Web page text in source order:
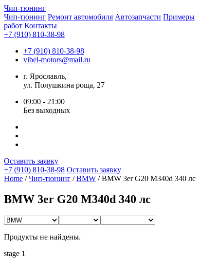
Чип-тюнинг
Чип-тюнинг Ремонт автомобиля Автозапчасти Примеры
работ Контакты
+7 (910) 810-38-98
+7 (910) 810-38-98
vibel-motors@mail.ru
г. Ярославль,
ул. Полушкина роща, 27
09:00 - 21:00
Без выходных
Оставить заявку
+7 (910) 810-38-98 Оставить заявку
Home /Чип-тюнинг /BMW / BMW 3er G20 M340d 340 лс
BMW 3er G20 M340d 340 лс
Продукты не найдены.
stage 1